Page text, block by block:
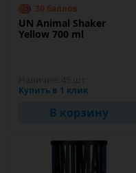
30 баллов
UN Animal Shaker
Yellow 700 ml
Купить в 1 клик
В корзину